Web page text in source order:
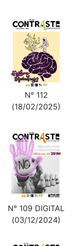
N° 112
(18/02/2025)
N° 109 DIGITAL
(03/12/2024)